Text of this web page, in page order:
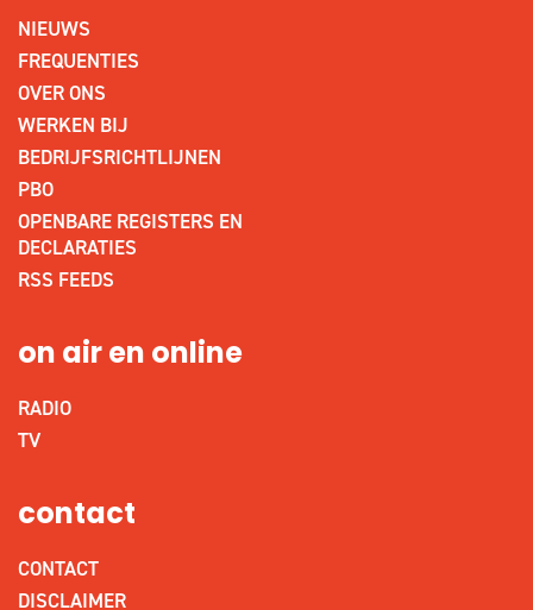
NIEUWS
FREQUENTIES
OVER ONS
WERKEN BIJ
BEDRIJFSRICHTLIJNEN
PBO
OPENBARE REGISTERS EN
DECLARATIES
RSS FEEDS
on air en online
RADIO
TV
contact
CONTACT
DISCLAIMER